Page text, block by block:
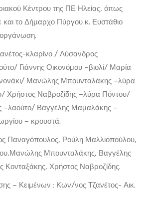
Κέντρου της ΠΕ Ηλείας, όπως
και το Δήμαρχο Πύργου κ. Ευστάθιο
κλαρίνο / Λύσανδρος
Γιάννης Οικονόμου –βιολί/ Μαρία
Μανώλης Μπουνταλάκης –λύρα
Χρήστος Ναβροζίδης –λύρα Πόντου/
–λαούτο/ Βαγγέλης Μαμαλάκης –
– κρουστά.
Παναγόπουλος, Ρούλη Μαλλιοπούλου,
Μπουνταλάκης, Βαγγέλης
Χρήστος Ναβροζίδης.
– Κειμένων : Κων/νος Τζανέτος- Αικ.